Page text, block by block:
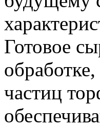
Готовое
частиц